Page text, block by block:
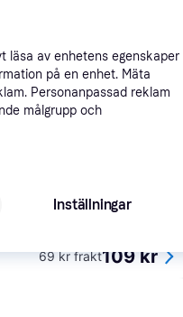
209 kr frakt89 kr
69 kr frakt109 kr
läsa av enhetens egenskaper
på en enhet. Mäta
Personanpassad reklam
målgrupp och
Inställningar